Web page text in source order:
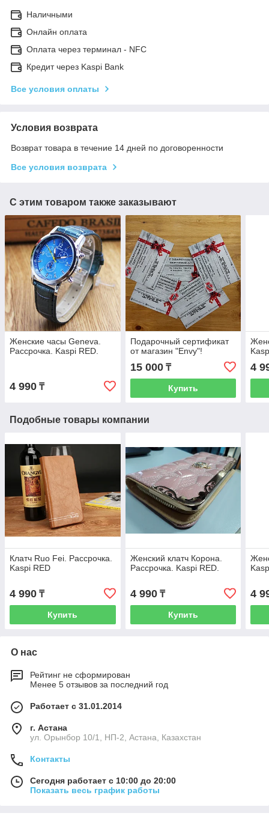
Наличными
Онлайн оплата
Оплата через терминал - NFC
Кредит через Kaspi Bank
Все условия оплаты
Условия возврата
Возврат товара в течение 14 дней по договоренности
Все условия возврата
С этим товаром также заказывают
Женские часы Geneva.
Рассрочка. Kaspi RED.
4 990 ₸
Подарочный сертификат
от магазин "Envy"!
15 000₸
Купить
4
Подобные товары компании
Клатч Ruo Fei. Рассрочка.
Kaspi RED
4 990 ₸
Купить
Женский клатч Корона.
Рассрочка. Kaspi RED.
4 990₸
Купить
4
О нас
Рейтинг не сформирован
Менее 5 отзывов за последний год
Работает с 31.01.2014
г. Астана
ул. Орынбор 10/1, НП-2, Астана, Казахстан
Контакты
Сегодня работает с 10:00 до 20:00
Показать весь график работы